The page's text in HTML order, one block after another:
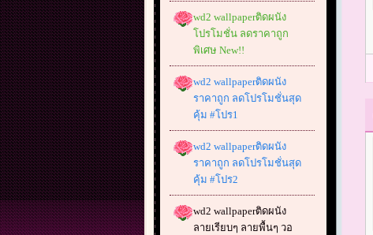
wd2 wallpaperติดผนัง
โปรโมชั่น ลดราคาถูก
พิเศษ New!!
wd2 wallpaperติดผนัง
ราคาถูก ลดโปรโมชั่นสุด
คุ้ม #โปร1
wd2 wallpaperติดผนัง
ราคาถูก ลดโปรโมชั่นสุด
คุ้ม #โปร2
wd2 wallpaperติดผนัง
ลายเรียบๆ ลายพื้นๆ วอ